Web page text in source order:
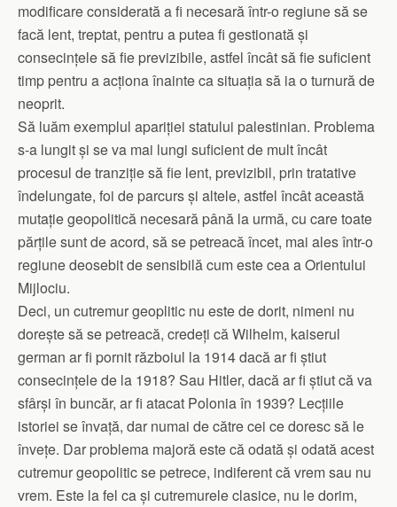
modificare considerată a fi necesară într-o regiune să se
facă lent, treptat, pentru a putea fi gestionată și
consecințele să fie previzibile, astfel încât să fie suficient
timp pentru a acționa înainte ca situația să ia o turnură de
neoprit.
Să luăm exemplul apariției statului palestinian. Problema
s-a lungit și se va mai lungi suficient de mult încât
procesul de tranziție să fie lent, previzibil, prin tratative
îndelungate, foi de parcurs și altele, astfel încât această
mutație geopolitică necesară până la urmă, cu care toate
părțile sunt de acord, să se petreacă încet, mai ales într-o
regiune deosebit de sensibilă cum este cea a Orientului
Mijlociu.
Deci, un cutremur geoplitic nu este de dorit, nimeni nu
dorește să se petreacă, credeți că Wilhelm, kaiserul
german ar fi pornit războiul la 1914 dacă ar fi știut
consecințele de la 1918? Sau Hitler, dacă ar fi știut că va
sfârși în buncăr, ar fi atacat Polonia în 1939? Lecțiile
istoriei se învață, dar numai de către cei ce doresc să le
învețe. Dar problema majoră este că odată și odată acest
cutremur geopolitic se petrece, indiferent că vrem sau nu
vrem. Este la fel ca și cutremurele clasice, nu le dorim,